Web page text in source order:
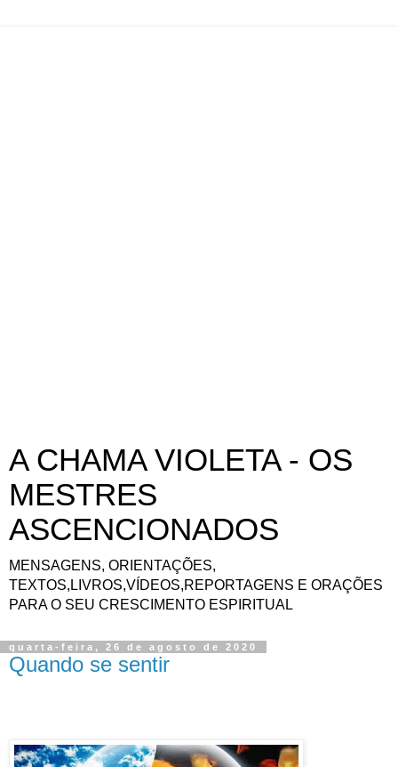
A CHAMA VIOLETA - OS
MESTRES
ASCENCIONADOS
MENSAGENS, ORIENTAÇÕES,
TEXTOS,LIVROS,VÍDEOS,REPORTAGENS E ORAÇÕES
PARA O SEU CRESCIMENTO ESPIRITUAL
quarta-feira, 26 de agosto de 2020
Quando se sentir